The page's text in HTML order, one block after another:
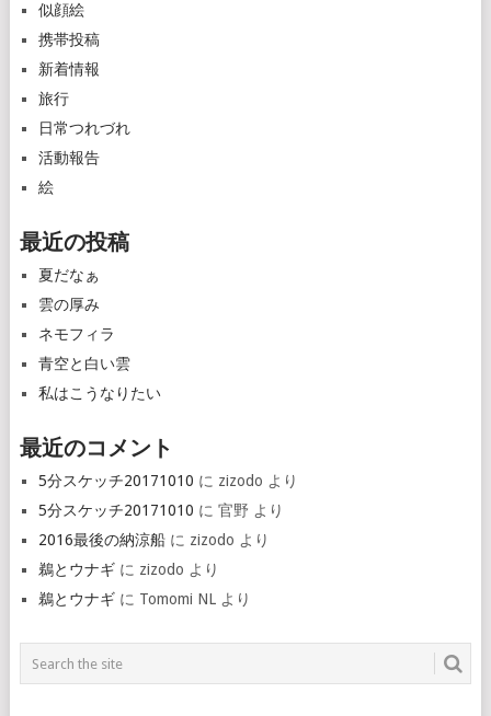
似顔絵
携帯投稿
新着情報
旅行
日常つれづれ
活動報告
絵
最近の投稿
夏だなぁ
雲の厚み
ネモフィラ
青空と白い雲
私はこうなりたい
最近のコメント
5分スケッチ20171010 に zizodo より
5分スケッチ20171010 に 官野 より
2016最後の納涼船に zizodo より
鵜とウナギに zizodo より
鵜とウナギに Tomomi NLより